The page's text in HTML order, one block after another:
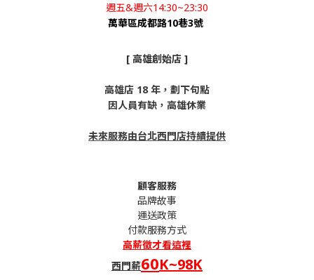
週五&週六14:30~23:30
萬華區成都路10巷3號
[ 高雄創始店 ]
高雄店 18 年，劃下句點
因人員有缺，高雄休業
未來服務由台北西門店持續提供
顧客服務
品牌故事
運送政策
付款服務方式
高薪徵才看這裡
西門薪60K~98K